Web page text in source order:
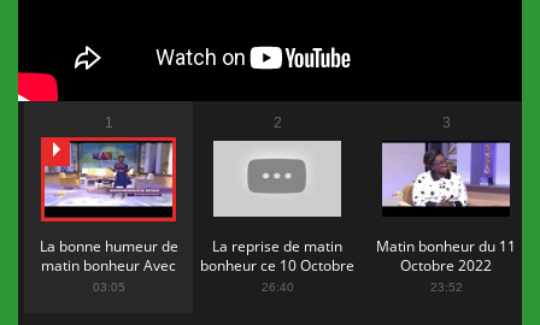
1
La bonne humeur de
matin bonheur Avec
Flopy Mendosa
03:05
2
La reprise de matin
bonheur ce 10 Octobre
2022
26:40
3
Matin bonheur du 11
Octobre 2022
23:52